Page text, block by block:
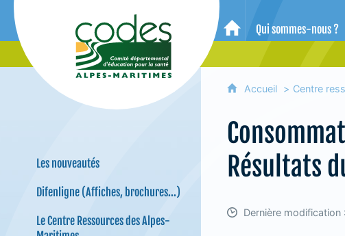
CoDES 06 - Comité départemental
Accueil
Qui sommes-nous ?
Les nouveautés
Difenligne (Affiches, brochures...)
Le Centre Ressources des Alpes-
Accueil Centre
Résultats
Dernière modification